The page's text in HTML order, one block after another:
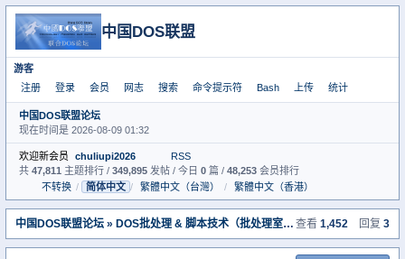
中国DOS联盟
游客
注册
登录 会员 网志 搜索 命令提示符 Bash 上传 统计
中国DOS联盟论坛
现在时间是 2026-08-09 01:32
欢迎新会员 chuliupi2026
RSS
共 47,811 主题排行 / 349,895 发帖 / 今日 0 篇 / 48,253 会员排行
不转换 / 简体中文 / 繁體中文（台灣） / 繁體中文（香港）
中国DOS联盟论坛 » DOS批处理 & 脚本技术（批处理室） » 【新发现】重定向
查看 1,452 回复 3